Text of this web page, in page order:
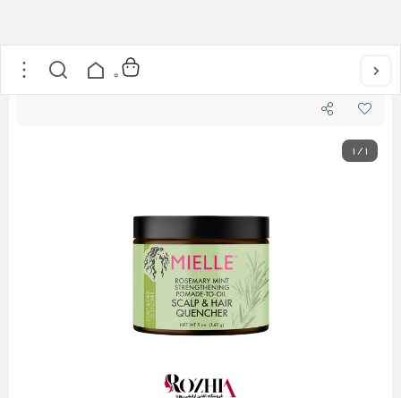
خانه پماد تقویت کننده مو و پوست سر رزماری میله 355 میل اصل آمریکا
0
1/1